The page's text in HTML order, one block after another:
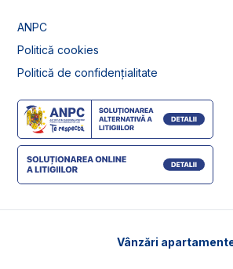
ANPC
Politică cookies
Politică de confidențialitate
Vânzări